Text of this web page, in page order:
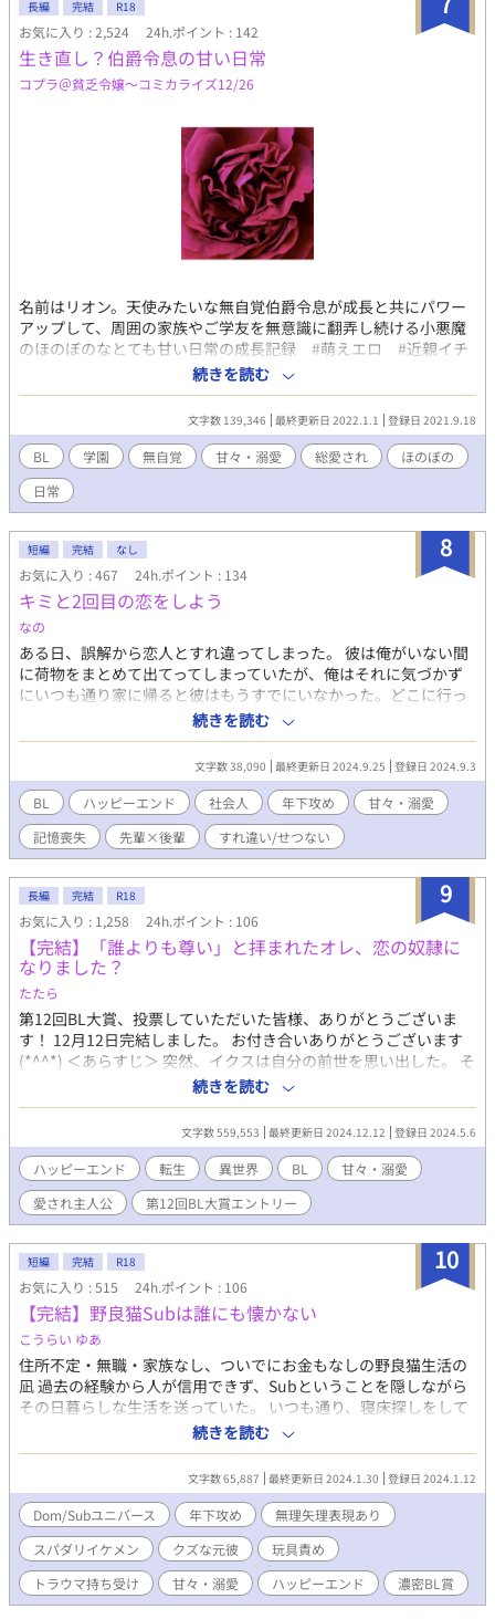
長編 完結 R18
お気に入り : 2,524 24h.ポイント : 142
生き直し？伯爵令息の甘い日常
コプラ＠貧乏令嬢〜コミカライズ12/26
名前はリオン。天使みたいな無自覚伯爵令息が成長と共にパワー
アップして、周囲の家族やご学友を無意識に翻弄し続ける小悪魔
のほのぼのなとても甘い日常の成長記録 #萌えエロ #近親イチ
ャイチャ #天然最強説 #総愛され #成長と共に固定カップ
ル？ #甘い溺愛好きな人に読んでもらいたい笑 # 勢いで書いて
ます #幸せしかありません ※は背後注意が正解です 読んでも
らって嬉しいです♡感想頂けると喜びます♪ 2022/1/1に新年のお
祝いに1話完結の番外編更新しました♪
続きを読む
文字数 139,346 最終更新日 2022.1.1 登録日 2021.9.18
BL 学園 無自覚 甘々・溺愛 総愛され
ほのぼの
日常
8
短編 完結 なし
お気に入り : 467 24h.ポイント : 134
キミと2回目の恋をしよう
なの
ある日、誤解から恋人とすれ違ってしまった。 彼は俺がいない間
に荷物をまとめて出てってしまっていたが、俺はそれに気づかず
にいつも通り家に帰ると彼はもうすでにいなかった。どこに行っ
たのか連絡をしたが連絡が取れなかった。 彼のお母さんから彼が
病院に運ばれたと連絡があった。 「どこかに旅行だったの？」 傷
だらけのスーツケースが彼の寝ている病室の隅に置いてあって俺
はお母さんにその場しのぎの嘘をついた。 彼との誤解を解こうと
思っていたのに目が覚めたら彼は今までの全ての記憶を失ってい
た。これは神さまがくれたチャンスだと思った。 彼の荷物を元通
りにして共同生活を再開させたが… 彼の記憶は戻るのか？2人の
共同生活の行方は？
続きを読む
文字数 38,090 最終更新日 2024.9.25 登録日 2024.9.3
BL ハッピーエンド 社会人 年下攻め
甘々・溺愛
記憶喪失
先輩×後輩 すれ違い/せつない
9
長編 完結 R18
お気に入り : 1,258 24h.ポイント : 106
【完結】「誰よりも尊い」と拝まれたオレ、恋の奴隷に
なりました？
たたら
第12回BL大賞、投票していただいた皆様、ありがとうございま
す！ 12月12日完結しました。 お付き合いありがとうございます
(*^^*) ＜あらすじ＞ 突然、イクスは自分の前世を思い出した。 そ
してこの世界が、前世でプレイしたことのある18禁BLのスマホゲ
ームだことにも気が付いた。 イケメンたちが愛を囁いてくれる禁
断のボーイズラブのパズルゲーム。 パズルは単純で、同じ色のピ
ースを３つ合わせて消していくだけのものだったが、なかなかに
難しかった。 パズルを解くことでシナリオの続きを読むことがで
きたのだが、課金すればパズルを解かなくてもシナリオを読むこ
とができ、イクスは前世で、このゲームを課金をせずに、シナリ
オを読みたいと妹に懇願され、寝る間も惜しんで必死でパズルを
解き、シナリオを読むために頑張っていたことを思い出したの
だ。 とはいえ、パズルは解いたけど、ストーリーはボーイズラ
ブ。 スチルが綺麗だとか、声優が良いとか妹に言われたが、全く
興味なくて、絵をちらりと見ただけで、内容までは読んでいなか
った。 イクスは自分がそのゲームの主人公だと思い出したが、ボ
ーイズラブがご遠慮したい。 ストーリーは全くわからないが、自
分が同性を好きにならなければ、ボーイズラブにはならない筈。
よし。目立たず、騒がず、恋に落ちずに生きていくぞ！ っと思っ
たのに。 何故か、すでに恋に落ちてしまっていた。 「どうし
た？」 え？ なんで俺、勝手に手を握ってんだ？ 「ケーキ食べる
か？」 「好き」 って、って俺、何を言ってんだ！ しっかりしろー
っ。 頭脳は大人、動きは子ども。 認められない恋心が駄々洩れの
前世サラリーマン10歳（受）と、無自覚ゆえの直球なアプローチ
に喜びを隠せないイケメン１５歳（攻）のキュンキュンラブ(?)物
語。 R-18 は後半からです。 （※予告なく入ります）
続きを読む
文字数 559,553 最終更新日 2024.12.12 登録日 2024.5.6
ハッピーエンド 転生 異世界 BL
甘々・溺愛
愛され主人公
第12回BL大賞エントリー
10
短編 完結 R18
お気に入り : 515 24h.ポイント : 106
【完結】野良猫Subは誰にも懐かない
こうらい ゆあ
住所不定・無職・家族なし、ついでにお金もなしの野良猫生活の
凪 過去の経験から人が信用できず、Subということを隠しながら
その日暮らしな生活を送っていた。 いつも通り、寝床探しをして
いた凪の前に、見知らぬ青年があらわれる 一晩の寝床だと思って
いたはずが、彼は避け続けていたDomで… タイトルに＊の入って
いる分はエロシーン有です。 過去編だとレイプなどもありますの
で、苦手な方はご注意ください。
続きを読む
文字数 65,887 最終更新日 2024.1.30 登録日 2024.1.12
Dom/Subユニバース 年下攻め
無理矢理表現あり
スパダリイケメン
クズな元彼
玩具責め
トラウマ持ち受け
甘々・溺愛 ハッピーエンド 濃密BL賞